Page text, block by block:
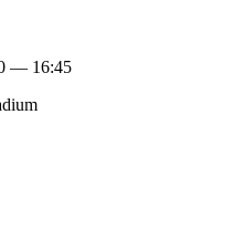
— 16:45